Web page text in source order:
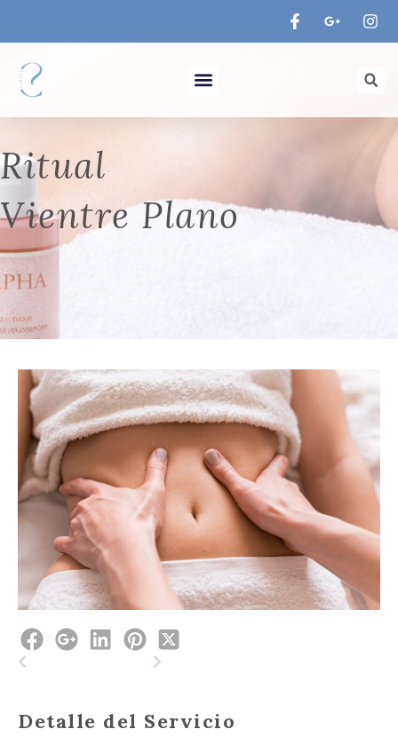
Menu
Ritual
Vientre Plano
Detalle del Servicio